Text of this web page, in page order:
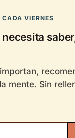
CADA VIERNES
mente. Sin